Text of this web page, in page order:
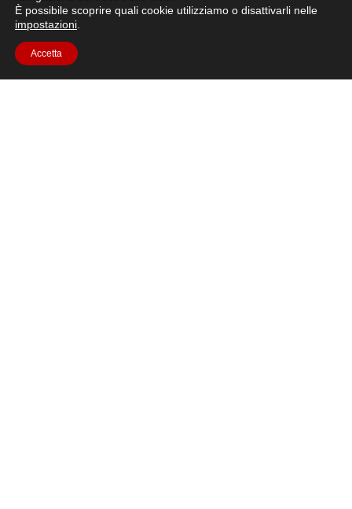
La missione Artemis II della NASA, alimentata dal
lanciato gli esseri umani più lontano che mai.
È possibile scoprire quali cookie utilizziamo o disattivarli nelle
impostazioni
Accetta